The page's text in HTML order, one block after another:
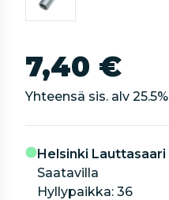
7,40 €
Yhteensä sis. alv 25.5%
Helsinki Lauttasaari
Saatavilla
hyllypaikka: 36